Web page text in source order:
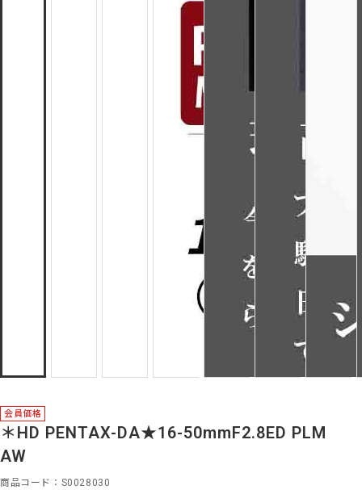
会員価格
＊HD PENTAX-DA★16-50mmF2.8ED PLM
AW
商品コード
S0028030